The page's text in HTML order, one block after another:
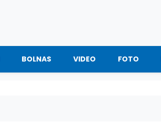
BOLNAS VIDEO FOTO